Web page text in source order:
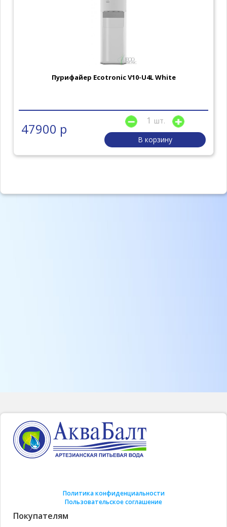
Пурифайер Ecotronic V10-U4L White
47900 р
шт.
В корзину
Политика конфиденциальности
Пользовательское соглашение
Покупателям